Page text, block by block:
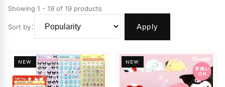
Showing 1 - 19 of 19 products
Sort by： Apply
NEW NEW